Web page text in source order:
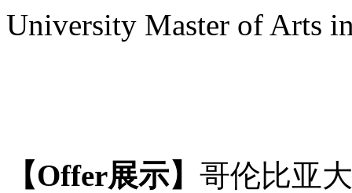
University Master of Arts
【Offer展示】 哥伦比亚